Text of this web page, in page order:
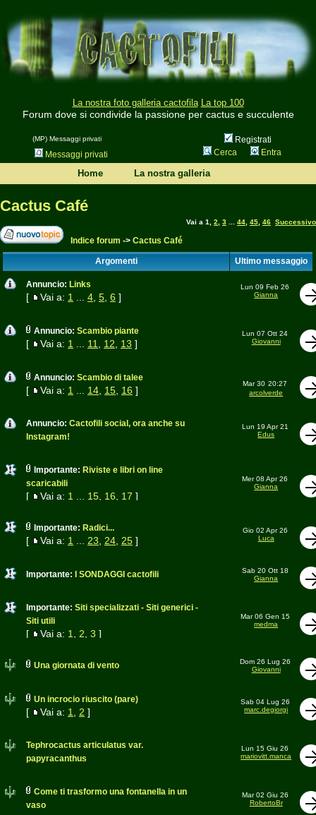
La nostra foto galleria cactofila La top 100
Forum dove si condivide la passione per cactus e succulente
(MP) Messaggi privati
Registrati
Messaggi privati
Cerca Entra
Home La nostra galleria
Cactus Café
Vai a 1 2 3 44 45 46 Successivo
Indice forum -> Cactus Café
Argomenti Ultimo messaggio
Annuncio: Links
[ Vai a: 1 4, 5, 6 ]
Lun 09 Feb 26
Gianna
Annuncio: Scambio piante
[ Vai a: 1 11 12 13 ]
Lun 07 Ott 24
Giovanni
Annuncio: Scambio di talee
[ Vai a: 1 14, 15, 16 ]
Mar 30 20:27
arcolverde
Annuncio: Cactofili social, ora anche su
Instagram!
Lun 19 Apr 21
Edus
Importante: Riviste e libri on line
scaricabili
[ Vai a: 1 15, 16 17 ]
Mer 08 Apr 26
Gianna
Importante: Radici...
[ Vai a: 1 23 24, 25]
Gio 02 Apr 26
Luca
Importante: I SONDAGGI cactofili
Sab 20 Ott 18
Gianna
Importante: Siti specializzati - Siti generici -
Siti utili
[ Vai a: 1 2 3 ]
Mar 06 Gen 15
medma
Una giornata di vento
Dom 26 Lug 26
Giovanni
Un incrocio riuscito (pare)
[ Vai a: 1 2 ]
Sab 04 Lug 26
marc.degiorgi
Tephrocactus articulatus var.
papyracanthus
Lun 15 Giu 26
mariovitt.manca
Come ti trasformo una fontanella in un
vaso
Mar 02 Giu 26
RobertoBr